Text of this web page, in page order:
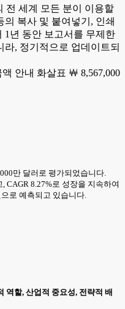
전 세계 모든 분이 이용할
복사 및 붙여넣기, 인쇄
1년 동안 보고서를 무제한
, 정기적으로 업데이트되
￦ 8,567,000
만 달러로 평가되었습니다.
CAGR 8.27%로 성장을 지속하여
로 예측되고 있습니다.
역할, 산업적 중요성, 전략적 배